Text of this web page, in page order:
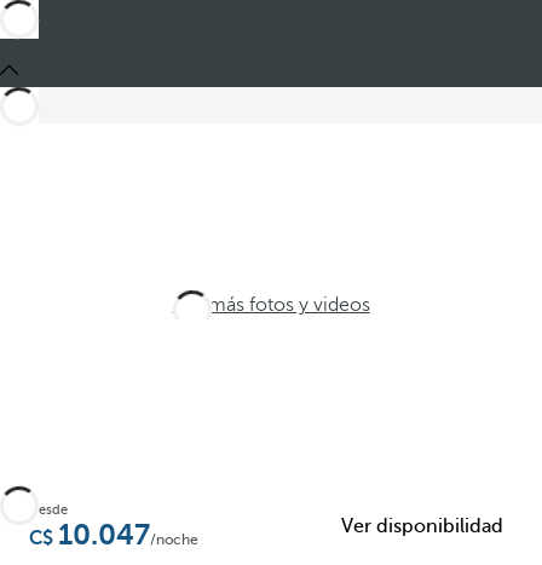
Ver más fotos y videos
Desde
10.047/noche
Ver disponibilidad